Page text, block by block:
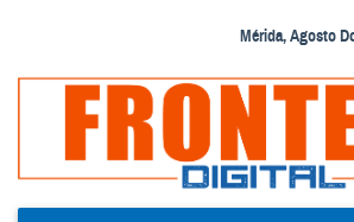
Mérida, Agosto